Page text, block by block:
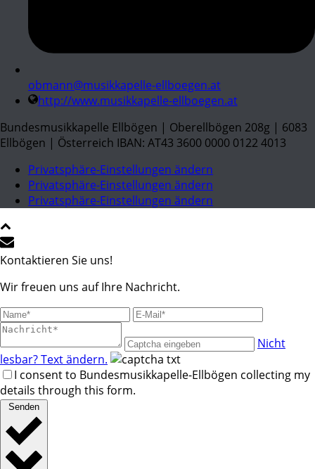
obmann@musikkapelle-ellboegen.at
http://www.musikkapelle-ellboegen.at
Bundesmusikkapelle Ellbögen | Oberellbögen 208g | 6083
Ellbögen | Österreich IBAN: AT43 3600 0000 0122 4013
Privatsphäre-Einstellungen ändern
Privatsphäre-Einstellungen ändern
Privatsphäre-Einstellungen ändern
Kontaktieren Sie uns!
Wir freuen uns auf Ihre Nachricht.
Nicht
lesbar? Text ändern.
I consent to Bundesmusikkapelle-Ellbögen collecting my
details through this form.
Senden